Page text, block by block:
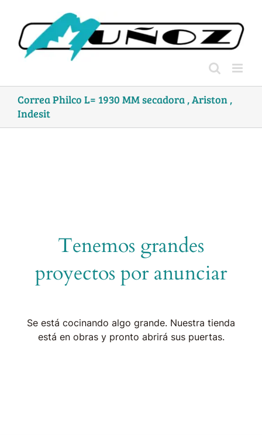
content
Correa Philco L= 1930 MM secadora , Ariston ,
Indesit
Tenemos grandes
proyectos por anunciar
Se está cocinando algo grande. Nuestra tienda
está en obras y pronto abrirá sus puertas.